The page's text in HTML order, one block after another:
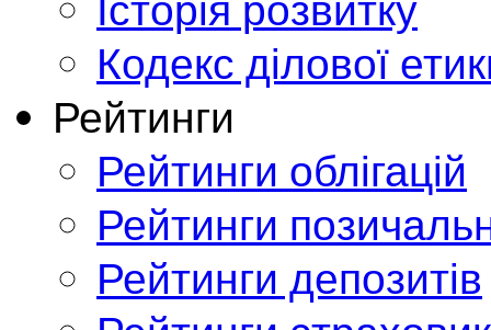
Кодекс ділової
Рейтинги
Рейтинги облігацій
Рейтинги
Рейтинги депозитів